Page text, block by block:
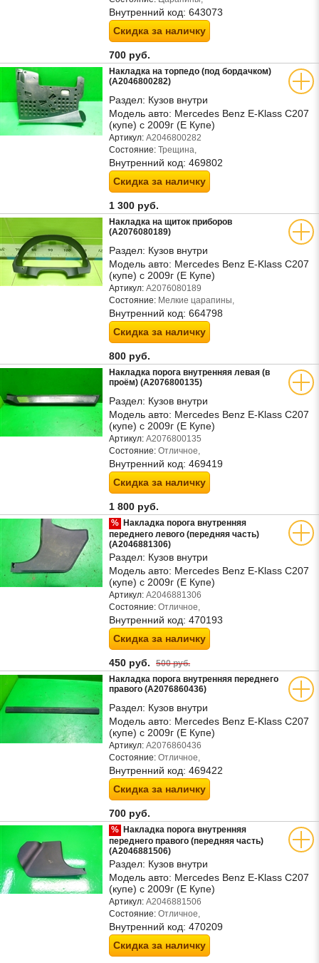
Внутренний код: 643073
Скидка за наличку
700 руб.
Накладка на торпедо (под бордачком)
(A2046800282)
Раздел: Кузов внутри
Модель авто: Mercedes Benz E-Klass C207
(купе) с 2009г (Е Купе)
Артикул: A2046800282
Состояние: Трещина,
Внутренний код: 469802
Скидка за наличку
1 300 руб.
Накладка на щиток приборов
(A2076080189)
Раздел: Кузов внутри
Модель авто: Mercedes Benz E-Klass C207
(купе) с 2009г (Е Купе)
Артикул: A2076080189
Состояние: Мелкие царапины,
Внутренний код: 664798
Скидка за наличку
800 руб.
Накладка порога внутренняя левая (в
проём) (A2076800135)
Раздел: Кузов внутри
Модель авто: Mercedes Benz E-Klass C207
(купе) с 2009г (Е Купе)
Артикул: A2076800135
Состояние: Отличное,
Внутренний код: 469419
Скидка за наличку
1 800 руб.
% Накладка порога внутренняя
переднего левого (передняя часть)
(A2046881306)
Раздел: Кузов внутри
Модель авто: Mercedes Benz E-Klass C207
(купе) с 2009г (Е Купе)
Артикул: A2046881306
Состояние: Отличное,
Внутренний код: 470193
Скидка за наличку
450 руб. 500 руб.
Накладка порога внутренняя переднего
правого (A2076860436)
Раздел: Кузов внутри
Модель авто: Mercedes Benz E-Klass C207
(купе) с 2009г (Е Купе)
Артикул: A2076860436
Состояние: Отличное,
Внутренний код: 469422
Скидка за наличку
700 руб.
% Накладка порога внутренняя
переднего правого (передняя часть)
(A2046881506)
Раздел: Кузов внутри
Модель авто: Mercedes Benz E-Klass C207
(купе) с 2009г (Е Купе)
Артикул: A2046881506
Состояние: Отличное,
Внутренний код: 470209
Скидка за наличку